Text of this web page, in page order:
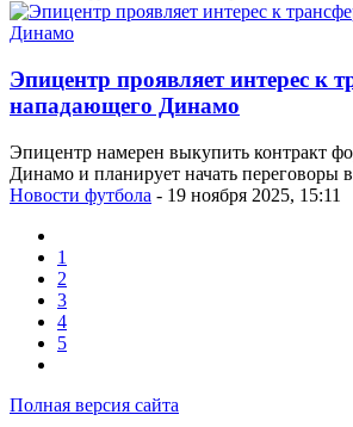
Эпицентр проявляет интерес к
нападающего Динамо
Эпицентр намерен выкупить контракт
Динамо и планирует начать переговоры
Новости футбола - 19 ноября 2025, 15:11
1
2
3
4
5
Полная версия сайта